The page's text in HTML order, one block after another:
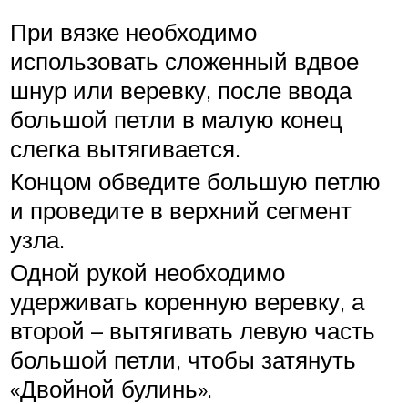
При вязке необходимо
использовать сложенный вдвое
шнур или веревку, после ввода
большой петли в малую конец
слегка вытягивается.
Концом обведите большую петлю
и проведите в верхний сегмент
узла.
Одной рукой необходимо
удерживать коренную веревку, а
второй – вытягивать левую часть
большой петли, чтобы затянуть
«Двойной булинь».